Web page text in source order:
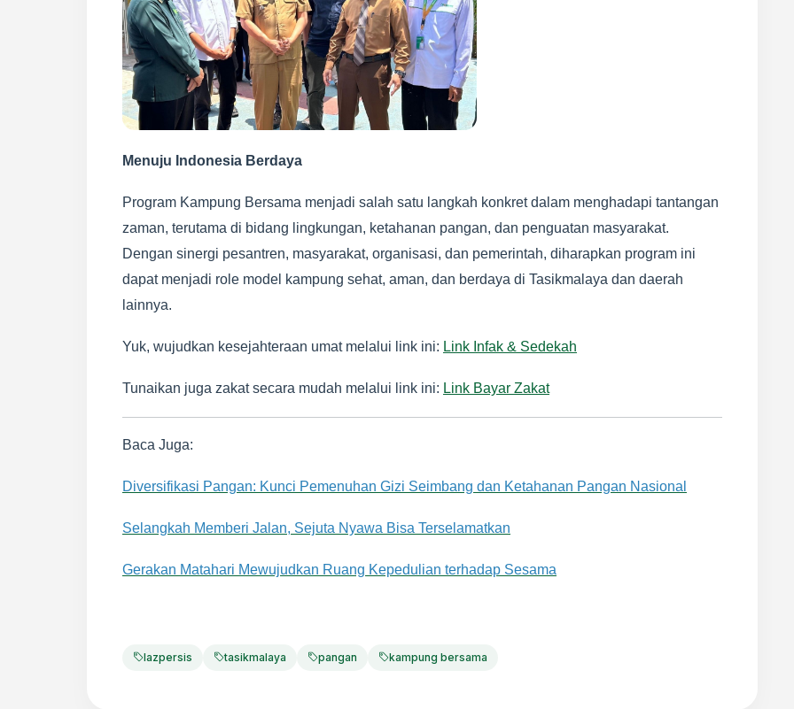
Menuju Indonesia Berdaya
Program Kampung Bersama menjadi salah satu langkah konkret dalam menghadapi tantangan
zaman, terutama di bidang lingkungan, ketahanan pangan, dan penguatan masyarakat.
Dengan sinergi pesantren, masyarakat, organisasi, dan pemerintah, diharapkan program ini
dapat menjadi role model kampung sehat, aman, dan berdaya di Tasikmalaya dan daerah
lainnya.
Yuk, wujudkan kesejahteraan umat melalui link ini: Link Infak & Sedekah
Tunaikan juga zakat secara mudah melalui link ini: Link Bayar Zakat
Baca Juga:
Diversifikasi Pangan: Kunci Pemenuhan Gizi Seimbang dan Ketahanan Pangan Nasional
Selangkah Memberi Jalan, Sejuta Nyawa Bisa Terselamatkan
Gerakan Matahari Mewujudkan Ruang Kepedulian terhadap Sesama
lazpersis tasikmalaya pangan kampung bersama